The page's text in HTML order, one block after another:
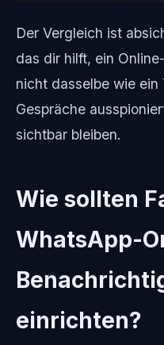
Der Vergleich ist
das dir hilft, ein
nicht dasselbe wie
Gespräche
sichtbar bleiben.
Wie sollten
WhatsApp-
einrichten?